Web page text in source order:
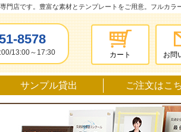
店です。豊富な素材とテンプレートをご用意。フルカラ
8578
13:00～17:30 カート お問
サンプル貸出 ご注文はこ